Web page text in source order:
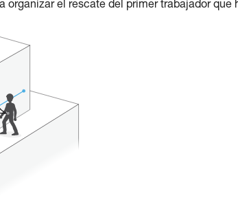
organizar el rescate del primer trabajador que